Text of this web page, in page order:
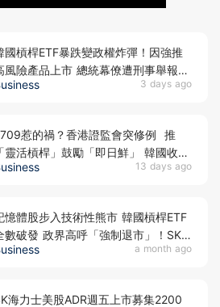
3 days ago
國槓桿ETF暴跌變政權炸彈！因強推
風險產品上市 總統幕僚遭刑事舉報
在明支持率新低 或被迫落台？
13 days ago
惹的禍？香港證監會突修例 推
「靈活槓桿」鼓勵「即日鮮」 韓國收緊
桿ETF 亞洲監管背後在害怕什麼？
a month ago
憶體股步入技術性熊市 韓國槓桿ETF
數破發 政界高呼「強制退市」！SK
力士美股ADR週五上市 大行交易策略
海力士美股ADR週五上市募集2200